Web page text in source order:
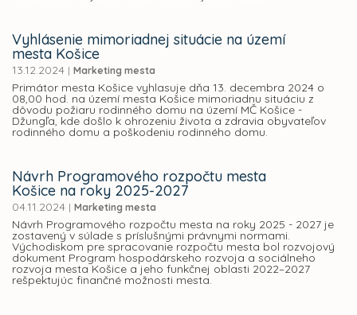
Vyhlásenie mimoriadnej situácie na území
mesta Košice
13.12.2024 | Marketing mesta
Primátor mesta Košice vyhlasuje dňa 13. decembra 2024 o
08,00 hod. na území mesta Košice mimoriadnu situáciu z
dôvodu požiaru rodinného domu na území MČ Košice -
Džungľa, kde došlo k ohrozeniu života a zdravia obyvateľov
rodinného domu a poškodeniu rodinného domu.
Návrh Programového rozpočtu mesta
Košice na roky 2025-2027
04.11.2024 | Marketing mesta
Návrh Programového rozpočtu mesta na roky 2025 - 2027 je
zostavený v súlade s príslušnými právnymi normami.
Východiskom pre spracovanie rozpočtu mesta bol rozvojový
dokument Program hospodárskeho rozvoja a sociálneho
rozvoja mesta Košice a jeho funkčnej oblasti 2022–2027
rešpektujúc finančné možnosti mesta.